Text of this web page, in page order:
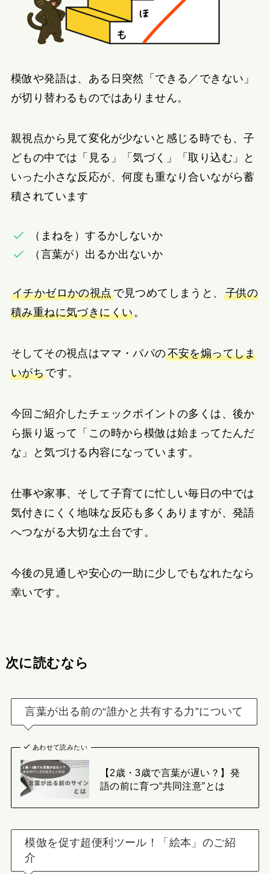
模倣や発語は、ある日突然「できる／できない」
が切り替わるものではありません。
親視点から見て変化が少ないと感じる時でも、子
どもの中では「見る」「気づく」「取り込む」と
いった小さな反応が、何度も重なり合いながら蓄
積されています
（まねを）するかしないか
（言葉が）出るか出ないか
イチかゼロかの視点で見つめてしまうと、 子供の
積み重ねに気づきにくい。
そしてその視点はママ・パパの不安を煽ってしま
いがちです。
今回ご紹介したチェックポイントの多くは、後か
ら振り返って「この時から模倣は始まってたんだ
な」と気づける内容になっています。
仕事や家事、そして子育てに忙しい毎日の中では
気付きにくく地味な反応も多くありますが、発語
へつながる大切な土台です。
今後の見通しや安心の一助に少しでもなれたなら
幸いです。
次に読むなら
言葉が出る前の“誰かと共有する力”について
あわせて読みたい
【2歳・3歳で言葉が遅い？】発
語の前に育つ“共同注意”とは
模倣を促す超便利ツール！「絵本」のご紹
介